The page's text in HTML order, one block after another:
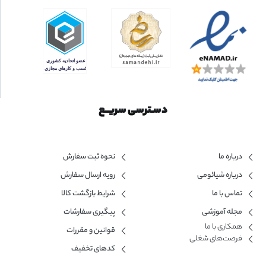
دسـترسی سریــع
درباره ما
درباره شیائومی
تماس با ما
مجله آموزشی
همکاری با ما​
فرصت‌های شغلی
نحوه ثبت سفارش
رویه ارسال سفارش
شرایط بازگشت کالا
پیگیری سفارشات
قوانین و مقررات
کدهای تخفیف